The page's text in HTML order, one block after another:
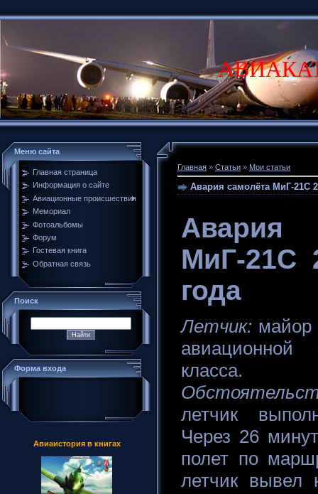
Меню сайта
Главная страница
Информация о сайте
Авиационные происшествия
Мемориал
Фотоальбомы
Форум
Гостевая книга
Обратная связь
Поиск
Форма входа
Авиаистория в книгах
Главная » Статьи » Мои статьи
Авария самолёта МиГ-21С
МиГ-21С
года
Летчик: майор
класса.
летчик
Через 26
полет по
летчик вывел